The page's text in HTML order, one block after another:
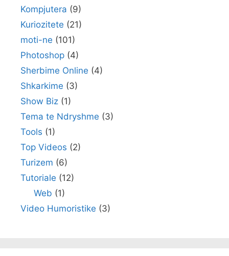
Kompjutera (9)
Kuriozitete (21)
moti-ne (101)
Photoshop (4)
Sherbime Online (4)
Shkarkime (3)
Show Biz (1)
Tema te Ndryshme (3)
Tools (1)
Top Videos (2)
Turizem (6)
Tutoriale (12)
Web (1)
Video Humoristike (3)